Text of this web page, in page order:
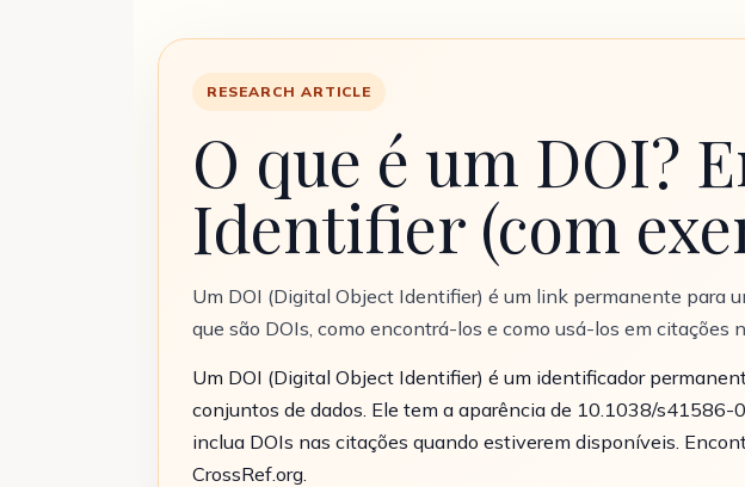
RESEARCH ARTICLE
O que é um DOI?
Identifier (com
Um DOI (Digital Object Identifier) é um link permanente para
que são DOIs, como encontrá-los e como usá-los em citações
Um DOI (Digital Object Identifier) é um identificador
conjuntos de dados. Ele tem a aparência de 10.1038/
inclua DOIs nas citações quando estiverem disponíveis.
CrossRef.org.